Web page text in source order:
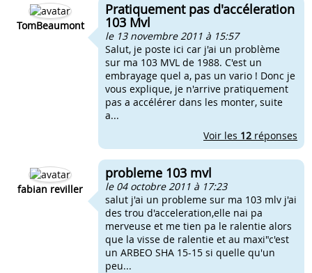
TomBeaumont
Pratiquement pas d'accéleration
103 Mvl
le 13 novembre 2011 à 15:57
Salut, je poste ici car j'ai un problème
sur ma 103 MVL de 1988. C'est un
embrayage quel a, pas un vario ! Donc je
vous explique, je n'arrive pratiquement
pas a accélérer dans les monter, suite
a...
Voir les 12 réponses
fabian reviller
probleme 103 mvl
le 04 octobre 2011 à 17:23
salut j'ai un probleme sur ma 103 mlv j'ai
des trou d'acceleration,elle nai pa
merveuse et me tien pa le ralentie alors
que la visse de ralentie et au maxi"c'est
un ARBEO SHA 15-15 si quelle qu'un
peu...